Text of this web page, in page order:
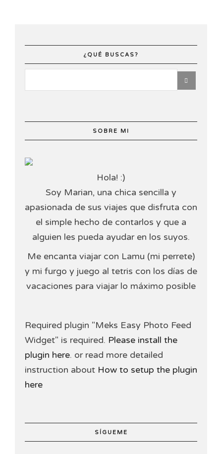
¿QUÉ BUSCAS?
SOBRE MI
Hola! :)
Soy Marian, una chica sencilla y
apasionada de sus viajes que disfruta con
el simple hecho de contarlos y que a
alguien les pueda ayudar en los suyos.
Me encanta viajar con Lamu (mi perrete)
y mi furgo y juego al tetris con los días de
vacaciones para viajar lo máximo posible
Required plugin "Meks Easy Photo Feed
Widget" is required. Please install the
plugin here. or read more detailed
instruction about How to setup the plugin
here
SÍGUEME